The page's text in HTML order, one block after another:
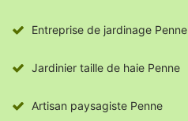
Entreprise de jardinage Penne
Jardinier taille de haie Penne
Artisan paysagiste Penne